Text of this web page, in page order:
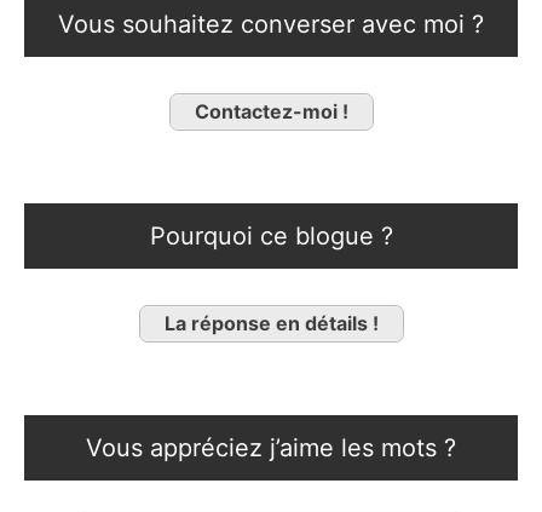
Vous souhaitez converser avec moi ?
Contactez-moi !
Pourquoi ce blogue ?
La réponse en détails !
Vous appréciez j’aime les mots ?